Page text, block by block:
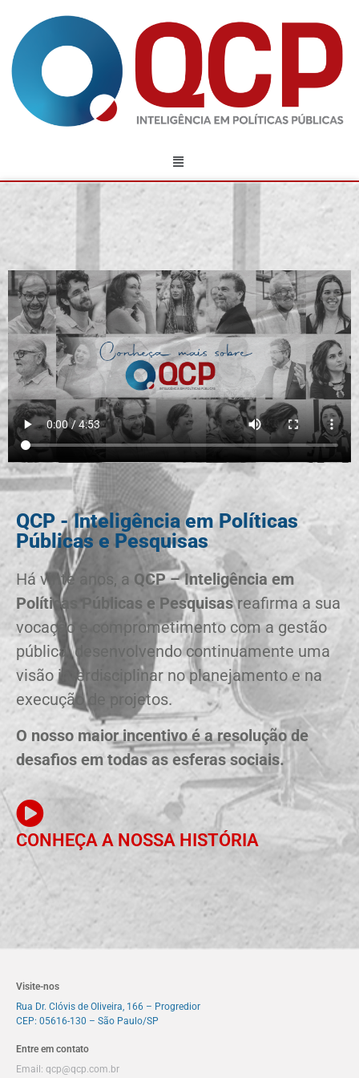
QCP - Inteligência em Políticas
Públicas e Pesquisas
Há vinte anos, a QCP – Inteligência em
Políticas Públicas e Pesquisasreafirma a sua
vocação e comprometimento com a gestão
pública, desenvolvendo continuamente uma
visão interdisciplinar no planejamento e na
execução de projetos.
O nosso maior incentivo é a resolução de
desafios em todas as esferas sociais.
CONHEÇA A NOSSA HISTÓRIA
Visite-nos
Rua Dr. Clóvis de Oliveira, 166 – Progredior
CEP: 05616-130 – São Paulo/SP
Entre em contato
Email: qcp@qcp.com.br